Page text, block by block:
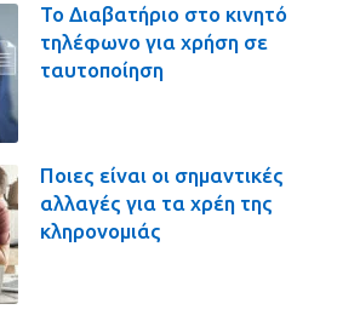
Το Διαβατήριο στο κινητό
τηλέφωνο για χρήση σε
ταυτοποίηση
Ποιες είναι οι σημαντικές
αλλαγές για τα χρέη της
κληρονομιάς